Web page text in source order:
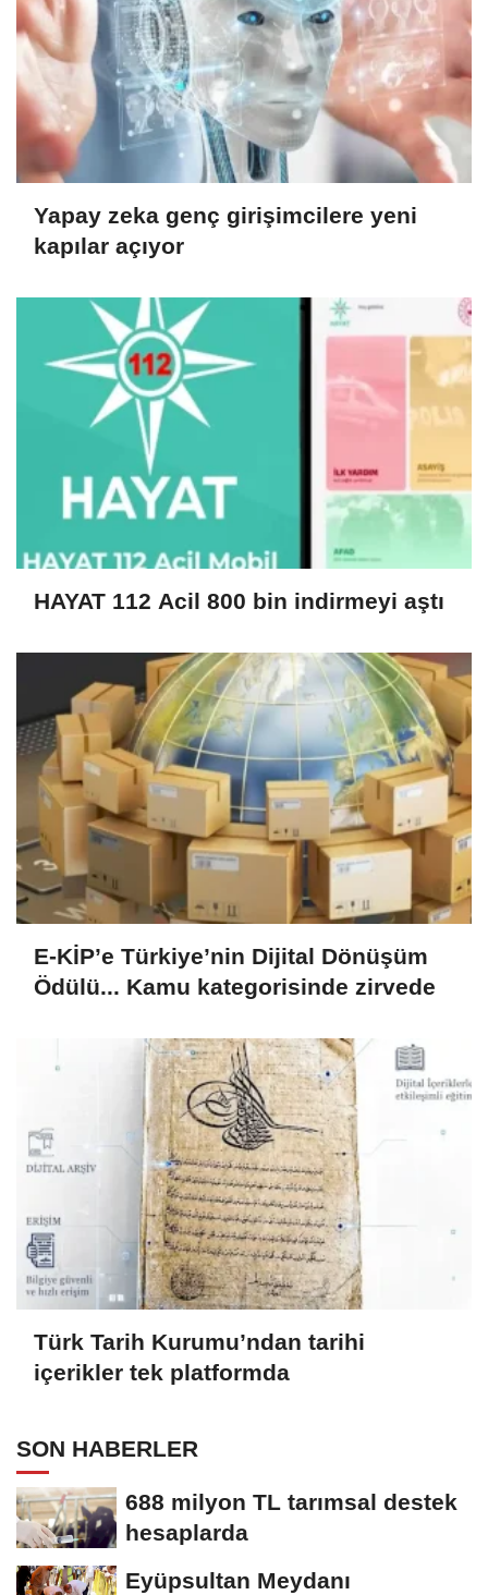
Yapay zeka genç girişimcilere yeni
kapılar açıyor
HAYAT 112 Acil 800 bin indirmeyi aştı
E-KİP’e Türkiye’nin Dijital Dönüşüm
Ödülü... Kamu kategorisinde zirvede
Türk Tarih Kurumu’ndan tarihi
içerikler tek platformda
SON HABERLER
688 milyon TL tarımsal destek
hesaplarda
Eyüpsultan Meydanı